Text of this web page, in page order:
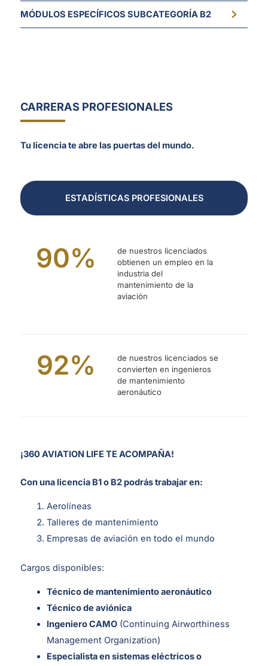
MÓDULOS ESPECÍFICOS SUBCATEGORÍA B2
CARRERAS PROFESIONALES
Tu licencia te abre las puertas del mundo.
ESTADÍSTICAS PROFESIONALES
90%
de nuestros licenciados
obtienen un empleo en la
industria del
mantenimiento de la
aviación
92%
de nuestros licenciados se
convierten en ingenieros
de mantenimiento
aeronáutico
¡360 AVIATION LIFE TE ACOMPAÑA!
Con una licencia B1 o B2 podrás trabajar en:
Aerolíneas
Talleres de mantenimiento
Empresas de aviación en todo el mundo
Cargos disponibles:
Técnico de mantenimiento aeronáutico
Técnico de aviónica
Ingeniero CAMO(Continuing Airworthiness
Management Organization)
Especialista en sistemas eléctricos o